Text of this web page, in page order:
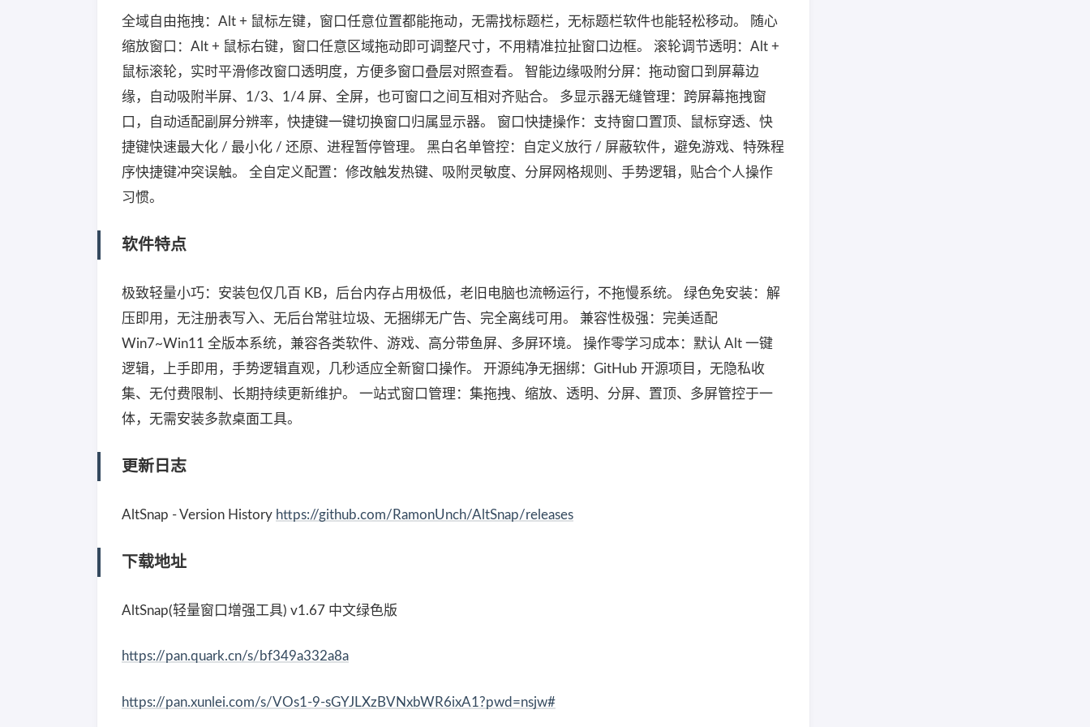
全域自由拖拽：Alt + 鼠标左键，窗口任意位置都能拖动，无需找标题栏，无标题栏软件也能轻松移动。 随心
缩放窗口：Alt + 鼠标右键，窗口任意区域拖动即可调整尺寸，不用精准拉扯窗口边框。 滚轮调节透明：Alt +
鼠标滚轮，实时平滑修改窗口透明度，方便多窗口叠层对照查看。 智能边缘吸附分屏：拖动窗口到屏幕边
缘，自动吸附半屏、1/3、1/4 屏、全屏，也可窗口之间互相对齐贴合。 多显示器无缝管理：跨屏幕拖拽窗
口，自动适配副屏分辨率，快捷键一键切换窗口归属显示器。 窗口快捷操作：支持窗口置顶、鼠标穿透、快
捷键快速最大化 / 最小化 / 还原、进程暂停管理。 黑白名单管控：自定义放行 / 屏蔽软件，避免游戏、特殊程
序快捷键冲突误触。 全自定义配置：修改触发热键、吸附灵敏度、分屏网格规则、手势逻辑，贴合个人操作
习惯。
软件特点
极致轻量小巧：安装包仅几百 KB，后台内存占用极低，老旧电脑也流畅运行，不拖慢系统。 绿色免安装：解
压即用，无注册表写入、无后台常驻垃圾、无捆绑无广告、完全离线可用。 兼容性极强：完美适配
Win7~Win11 全版本系统，兼容各类软件、游戏、高分带鱼屏、多屏环境。 操作零学习成本：默认 Alt 一键
逻辑，上手即用，手势逻辑直观，几秒适应全新窗口操作。 开源纯净无捆绑：GitHub 开源项目，无隐私收
集、无付费限制、长期持续更新维护。 一站式窗口管理：集拖拽、缩放、透明、分屏、置顶、多屏管控于一
体，无需安装多款桌面工具。
更新日志
AltSnap - Version History https://github.com/RamonUnch/AltSnap/releases
下载地址
AltSnap(轻量窗口增强工具) v1.67 中文绿色版
https://pan.quark.cn/s/bf349a332a8a
https://pan.xunlei.com/s/VOs1-9-sGYJLXzBVNxbWR6ixA1?pwd=nsjw#